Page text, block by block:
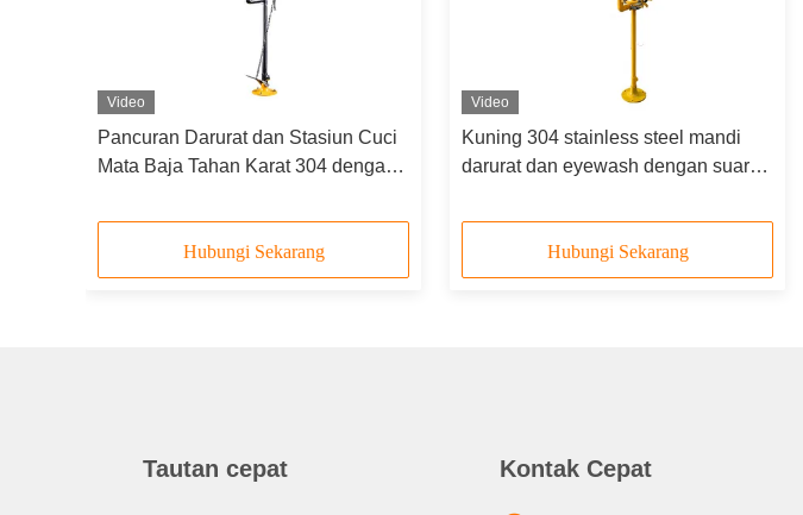
Video
Pancuran Darurat dan Stasiun Cuci
Mata Baja Tahan Karat 304 dengan
Mangkuk Baja Tahan Karat
Hubungi Sekarang
Video
Kuning 304 stainless steel mandi
darurat dan eyewash dengan suara
Hubungi Sekarang
Tautan cepat Kontak Cepat